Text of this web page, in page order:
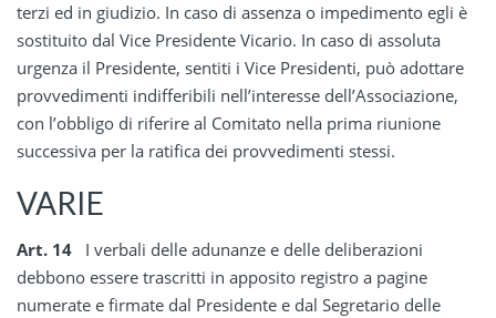
terzi ed in giudizio. In caso di assenza o impedimento egli è
sostituito dal Vice Presidente Vicario. In caso di assoluta
urgenza il Presidente, sentiti i Vice Presidenti, può adottare
provvedimenti indifferibili nell’interesse dell’Associazione,
con l’obbligo di riferire al Comitato nella prima riunione
successiva per la ratifica dei provvedimenti stessi.
VARIE
Art. 14 I verbali delle adunanze e delle deliberazioni
debbono essere trascritti in apposito registro a pagine
numerate e firmate dal Presidente e dal Segretario delle